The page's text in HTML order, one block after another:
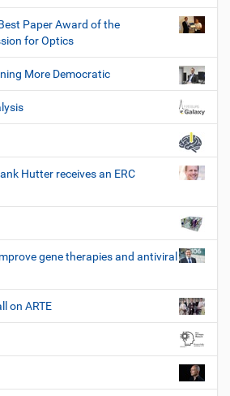
Paper Award of the
for Optics
More Democratic
Hutter receives an ERC
gene therapies and antiviral
on ARTE